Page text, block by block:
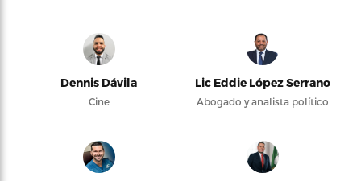
Dennis Dávila
Cine
Lic Eddie López Serrano
Abogado y analista político